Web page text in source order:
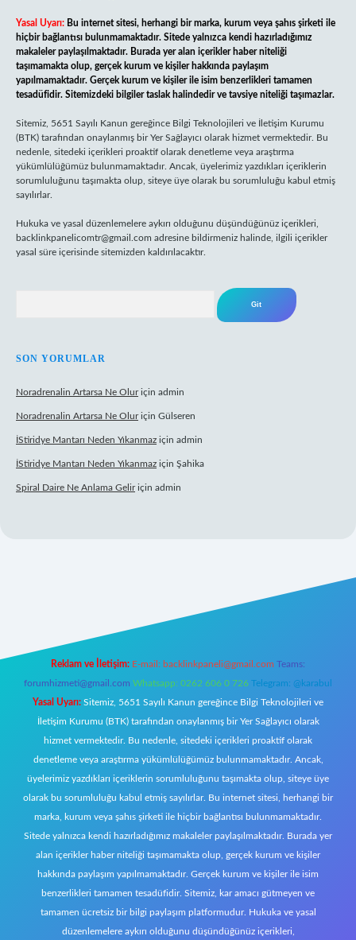
Yasal Uyarı: Bu internet sitesi, herhangi bir marka, kurum veya şahıs şirketi ile
hiçbir bağlantısı bulunmamaktadır. Sitede yalnızca kendi hazırladığımız
makaleler paylaşılmaktadır. Burada yer alan içerikler haber niteliği
taşımamakta olup, gerçek kurum ve kişiler hakkında paylaşım
yapılmamaktadır. Gerçek kurum ve kişiler ile isim benzerlikleri tamamen
tesadüfidir. Sitemizdeki bilgiler taslak halindedir ve tavsiye niteliği taşımazlar.
Sitemiz, 5651 Sayılı Kanun gereğince Bilgi Teknolojileri ve İletişim Kurumu
(BTK) tarafından onaylanmış bir Yer Sağlayıcı olarak hizmet vermektedir. Bu
nedenle, sitedeki içerikleri proaktif olarak denetleme veya araştırma
yükümlülüğümüz bulunmamaktadır. Ancak, üyelerimiz yazdıkları içeriklerin
sorumluluğunu taşımakta olup, siteye üye olarak bu sorumluluğu kabul etmiş
sayılırlar.
Hukuka ve yasal düzenlemelere aykırı olduğunu düşündüğünüz içerikleri,
backlinkpanelicomtr@gmail.com adresine bildirmeniz halinde, ilgili içerikler
yasal süre içerisinde sitemizden kaldırılacaktır.
SON YORUMLAR
Noradrenalin Artarsa Ne Oluriçin admin
Noradrenalin Artarsa Ne Oluriçin Gülseren
İStiridye Mantarı Neden Yıkanmaz için admin
İStiridye Mantarı Neden Yıkanmaz için Şahika
Spiral Daire Ne Anlama Geliriçin admin
Reklam ve İletişim: E-mail: backlinkpaneli@gmail.com Teams:
forumhizmeti@gmail.com Whatsapp: 0262 606 0 726 Telegram: @karabul
Yasal Uyarı: Sitemiz, 5651 Sayılı Kanun gereğince Bilgi Teknolojileri ve
İletişim Kurumu (BTK) tarafından onaylanmış bir Yer Sağlayıcı olarak
hizmet vermektedir. Bu nedenle, sitedeki içerikleri proaktif olarak
denetleme veya araştırma yükümlülüğümüz bulunmamaktadır. Ancak,
üyelerimiz yazdıkları içeriklerin sorumluluğunu taşımakta olup, siteye üye
olarak bu sorumluluğu kabul etmiş sayılırlar. Bu internet sitesi, herhangi bir
marka, kurum veya şahıs şirketi ile hiçbir bağlantısı bulunmamaktadır.
Sitede yalnızca kendi hazırladığımız makaleler paylaşılmaktadır. Burada yer
alan içerikler haber niteliği taşımamakta olup, gerçek kurum ve kişiler
hakkında paylaşım yapılmamaktadır. Gerçek kurum ve kişiler ile isim
benzerlikleri tamamen tesadüfidir. Sitemiz, kar amacı gütmeyen ve
tamamen ücretsiz bir bilgi paylaşım platformudur. Hukuka ve yasal
düzenlemelere aykırı olduğunu düşündüğünüz içerikleri,